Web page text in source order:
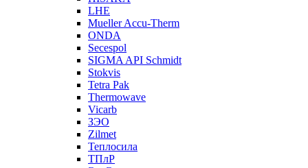
LHE
Mueller Accu-Therm
ONDA
Secespol
SIGMA API Schmidt
Stokvis
Tetra Pak
Thermowave
Vicarb
ЗЭО
Zilmet
Теплосила
ТПлР